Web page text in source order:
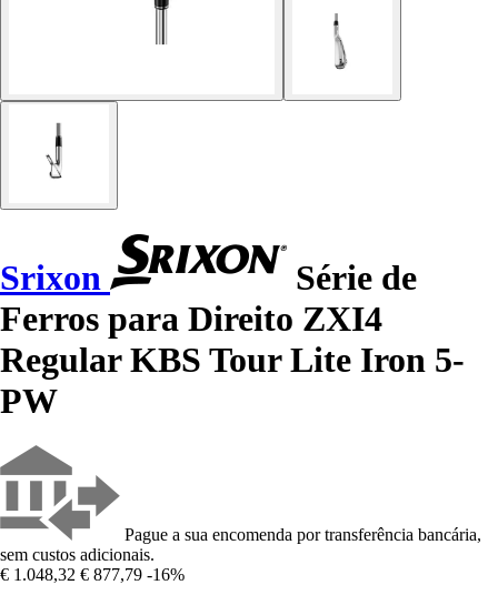
Srixon
Série de
Ferros para Direito ZXI4
Regular KBS Tour Lite Iron 5-
PW
Pague a sua encomenda por transferência bancária,
sem custos adicionais.
€ 1.048,32 € 877,79 -16%